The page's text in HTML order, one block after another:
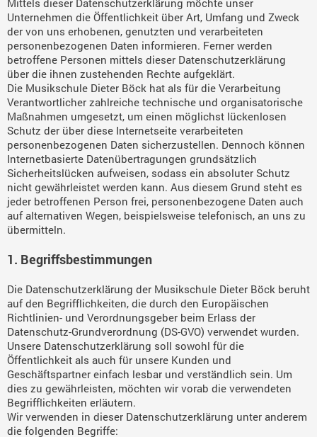
Mittels dieser Datenschutzerklärung möchte unser
Unternehmen die Öffentlichkeit über Art, Umfang und Zweck
der von uns erhobenen, genutzten und verarbeiteten
personenbezogenen Daten informieren. Ferner werden
betroffene Personen mittels dieser Datenschutzerklärung
über die ihnen zustehenden Rechte aufgeklärt.
Die Musikschule Dieter Böck hat als für die Verarbeitung
Verantwortlicher zahlreiche technische und organisatorische
Maßnahmen umgesetzt, um einen möglichst lückenlosen
Schutz der über diese Internetseite verarbeiteten
personenbezogenen Daten sicherzustellen. Dennoch können
Internetbasierte Datenübertragungen grundsätzlich
Sicherheitslücken aufweisen, sodass ein absoluter Schutz
nicht gewährleistet werden kann. Aus diesem Grund steht es
jeder betroffenen Person frei, personenbezogene Daten auch
auf alternativen Wegen, beispielsweise telefonisch, an uns zu
übermitteln.
1. Begriffsbestimmungen
Die Datenschutzerklärung der Musikschule Dieter Böck beruht
auf den Begrifflichkeiten, die durch den Europäischen
Richtlinien- und Verordnungsgeber beim Erlass der
Datenschutz-Grundverordnung (DS-GVO) verwendet wurden.
Unsere Datenschutzerklärung soll sowohl für die
Öffentlichkeit als auch für unsere Kunden und
Geschäftspartner einfach lesbar und verständlich sein. Um
dies zu gewährleisten, möchten wir vorab die verwendeten
Begrifflichkeiten erläutern.
Wir verwenden in dieser Datenschutzerklärung unter anderem
die folgenden Begriffe: